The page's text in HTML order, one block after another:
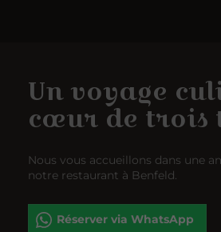
Un voyage
cœur de trois
Nous vous accueillons dans une
notre restaurant à Benfeld.
Réserver via WhatsApp